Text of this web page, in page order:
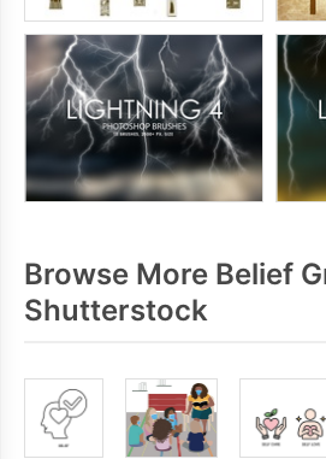
Browse More Belief
Shutterstock